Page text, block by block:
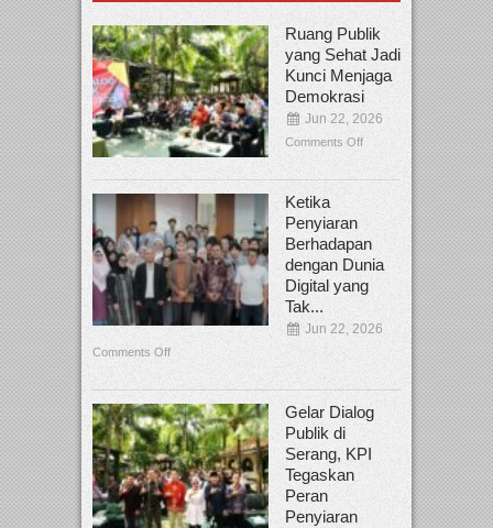
Ruang Publik
yang Sehat Jadi
Kunci Menjaga
Demokrasi
Jun 22, 2026
Comments Off
Ketika
Penyiaran
Berhadapan
dengan Dunia
Digital yang
Tak...
Jun 22, 2026
Comments Off
Gelar Dialog
Publik di
Serang, KPI
Tegaskan
Peran
Penyiaran